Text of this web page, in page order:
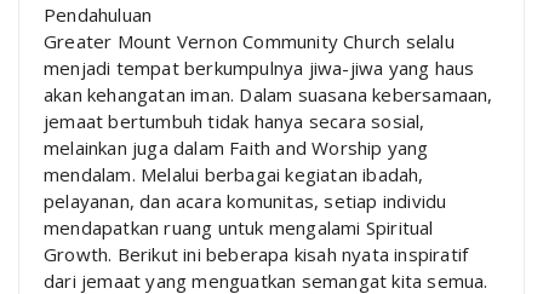
Pendahuluan
Greater Mount Vernon Community Church selalu
menjadi tempat berkumpulnya jiwa-jiwa yang haus
akan kehangatan iman. Dalam suasana kebersamaan,
jemaat bertumbuh tidak hanya secara sosial,
melainkan juga dalam Faith and Worship yang
mendalam. Melalui berbagai kegiatan ibadah,
pelayanan, dan acara komunitas, setiap individu
mendapatkan ruang untuk mengalami Spiritual
Growth. Berikut ini beberapa kisah nyata inspiratif
dari jemaat yang menguatkan semangat kita semua.